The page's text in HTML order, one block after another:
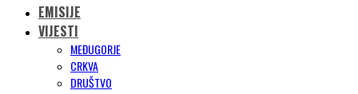
EMISIJE
VIJESTI
MEĐUGORJE
CRKVA
DRUŠTVO